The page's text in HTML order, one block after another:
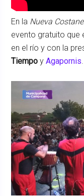
En la Nueva
evento gratuito que
en el río y con la
Tiempo yAgapornis.